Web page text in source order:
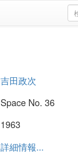
吉田政次
Space No. 36
1963
詳細情報...